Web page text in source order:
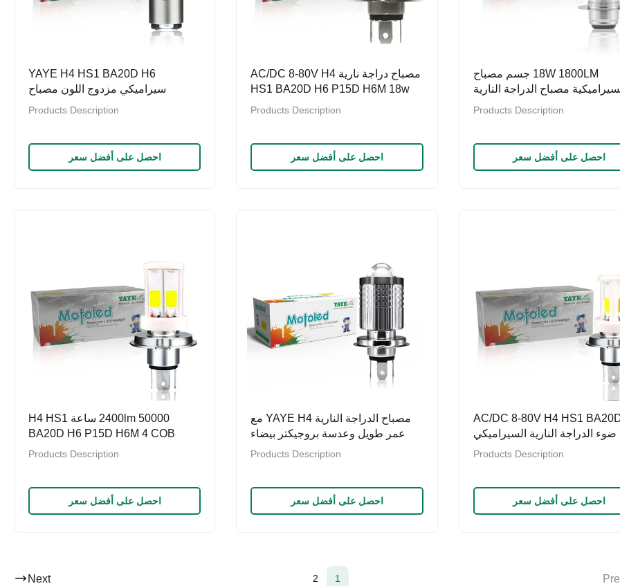
18W 1800LM جسم مصباح
مصباح الدراجة النارية
المصباح الأمامي المصابيح 6500K
Products Description
احصل على أفضل سعر
مصباح دراجة نارية AC/DC 8-80V H4
HS1 BA20D H6 P15D H6M 18w
Products Description
احصل على أفضل سعر
YAYE H4 HS1 BA20D H6
سيراميكي مزدوج اللون مصباح
الدراجة النارية LED AC / DC 8-80V
Products Description
احصل على أفضل سعر
AC/DC 8-80V H4 HS1
18w ضوء الدراجة النارية السيراميكي
الأبيض الأصفر
Products Description
احصل على أفضل سعر
مصباح الدراجة النارية YAYE H4 مع
عمر طويل وعدسة بروجيكتر بيضاء
صفراء مزدوجة اللون
Products Description
احصل على أفضل سعر
2400lm 50000 ساعة H4 HS1
BA20D H6 P15D H6M 4 COB
سيراميك LED Head الضوء الضبابية
Products Description
احصل على أفضل سعر
1
2
Next